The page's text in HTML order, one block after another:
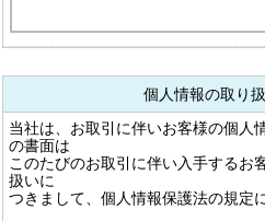
個人情報の取り
当社は、お取引に伴いお客様の個人
の書面は
このたびのお取引に伴い入手するお
扱いに
つきまして、個人情報保護法の規定